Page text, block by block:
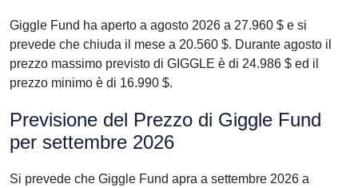
Giggle Fund ha aperto a agosto 2026 a 27.960 $ e si
prevede che chiuda il mese a 20.560 $. Durante agosto il
prezzo massimo previsto di GIGGLE è di 24.986 $ ed il
prezzo minimo è di 16.990 $.
Previsione del Prezzo di Giggle Fund
per settembre 2026
Si prevede che Giggle Fund apra a settembre 2026 a